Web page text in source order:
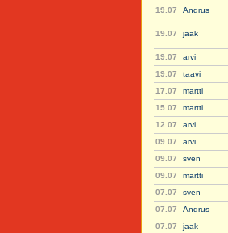
19.07 Andrus
19.07 jaak
19.07 arvi
19.07 taavi
17.07 martti
15.07 martti
12.07 arvi
09.07 arvi
09.07 sven
09.07 martti
07.07 sven
07.07 Andrus
07.07 jaak